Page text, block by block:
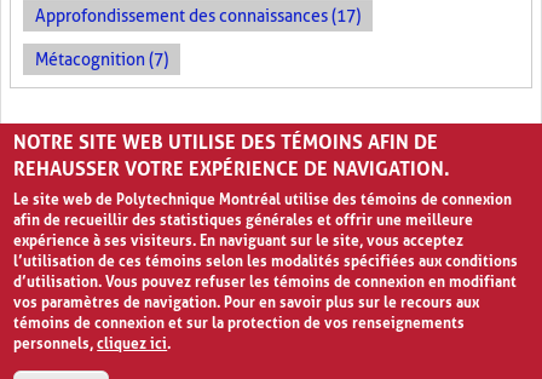
Approfondissement des connaissances (17)
Métacognition (7)
PAGES
« ‹ 1 2
NOTRE SITE WEB UTILISE DES TÉMOINS AFIN DE
REHAUSSER VOTRE EXPÉRIENCE DE NAVIGATION.
Le site web de Polytechnique Montréal utilise des témoins de connexion
afin de recueillir des statistiques générales et offrir une meilleure
expérience à ses visiteurs. En naviguant sur le site, vous acceptez
l’utilisation de ces témoins selon les modalités spécifiées aux conditions
d’utilisation. Vous pouvez refuser les témoins de connexion en modifiant
vos paramètres de navigation. Pour en savoir plus sur le recours aux
témoins de connexion et sur la protection de vos renseignements
personnels,cliquez ici.